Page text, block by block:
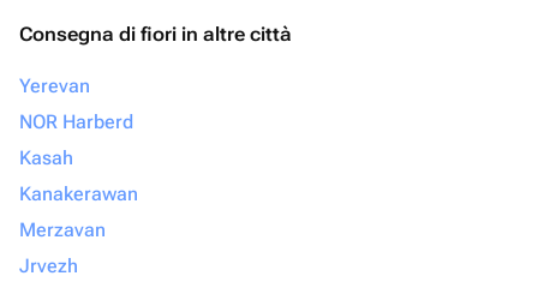
Consegna di fiori in altre città
Yerevan
NOR Harberd
Kasah
Kanakerawan
Merzavan
Jrvezh